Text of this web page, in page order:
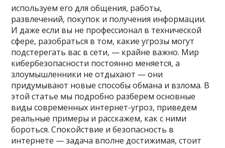
используем его для общения, работы,
развлечений, покупок и получения информации.
И даже если вы не профессионал в технической
сфере, разобраться в том, какие угрозы могут
подстерегать вас в сети, — крайне важно. Мир
кибербезопасности постоянно меняется, а
злоумышленники не отдыхают — они
придумывают новые способы обмана и взлома. В
этой статье мы подробно разберем основные
виды современных интернет-угроз, приведем
реальные примеры и расскажем, как с ними
бороться. Спокойствие и безопасность в
интернете — задача вполне достижимая, стоит